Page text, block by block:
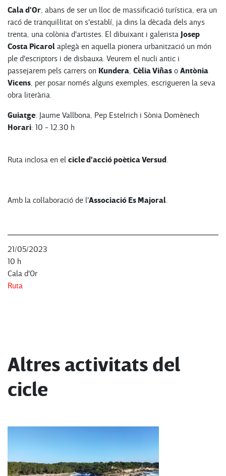
Cala d'Or, abans de ser un lloc de massificació turística, era un
racó de tranquil·litat on s'establí, ja dins la dècada dels anys
trenta, una colònia d'artistes. El dibuixant i galerista Josep
Costa Picarol aplegà en aquella pionera urbanització un món
ple d'escriptors i de disbauxa. Veurem el nucli antic i
passejarem pels carrers on Kundera, Cèlia Viñas o Antònia
Vicens, per posar només alguns exemples, escrigueren la seva
obra literària.
Guiatge: Jaume Vallbona, Pep Estelrich i Sònia Domènech
Horari: 10 - 12.30 h
Ruta inclosa en el cicle d'acció poètica Versud.
Amb la col·laboració de l'Associació Es Majoral.
21/05/2023
10 h
Cala d'Or
Ruta
Altres activitats del
cicle